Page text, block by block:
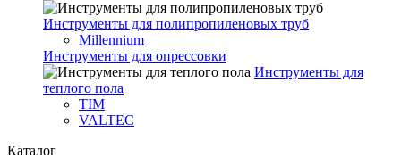
Инструменты для полипропиленовых труб
Millennium
Инструменты для опрессовки
Инструменты для
теплого пола
TIM
VALTEC
Каталог